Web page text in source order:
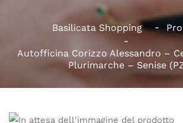
Basilicata Shopping
Autofficina Corizzo Alessandro –
Plurimarche – Senise